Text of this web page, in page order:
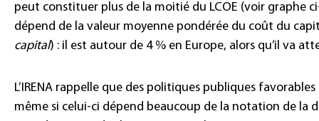
peut constituer plus de la moitié du LCOE (voir graphe
dépend de la valeur moyenne pondérée du coût du
capital) : il est autour de 4 % en Europe, alors qu’il va
L’IRENA rappelle que des politiques publiques
même si celui-ci dépend beaucoup de la notation de la